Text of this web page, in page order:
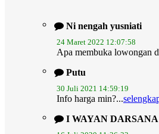
24 Maret 2022 12:07:58
Putu
30 Juli 2021 14:59:19
I WAYAN DARSANA
16 Juli 2020 11:36:33